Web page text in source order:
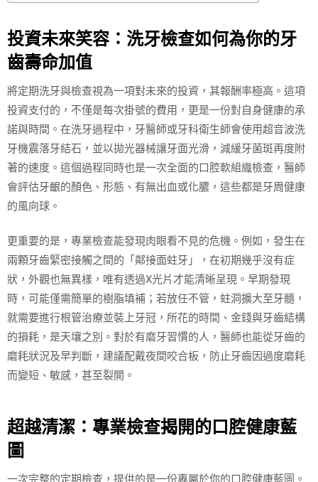
投資未來笑容：洗牙檢查如何為你的牙
齒壽命加值
將定期洗牙與檢查視為一項對未來的投資，其報酬率極高。這項
投資支付的，不僅是每次掛號的費用，更是一份對自身健康的承
諾與時間。在洗牙過程中，牙醫師或牙科衛生師會使用超音波洗
牙機震落牙結石，並以拋光器械讓牙面光滑，減緩牙菌斑再度附
著的速度。這個過程同時也是一次全面的口腔軟組織檢查，醫師
會評估牙齦的顏色、形態、有無出血或化膿，這些都是牙周健康
的風向球。
更重要的是，專業檢查能發現肉眼看不見的危機。例如，發生在
兩顆牙齒緊密接觸之間的「鄰接面蛀牙」，在初期幾乎沒有症
狀，外觀也無異樣，唯有透過X光片才能清晰呈現。早期發現
時，可能僅需簡單的樹脂填補；若放任不管，蛀洞擴大至牙髓，
就需要進行根管治療並裝上牙冠，所花的時間、金錢與牙齒結構
的損耗，是天壤之別。對於有磨牙習慣的人，醫師也能從牙齒的
磨耗狀況及早判斷，建議配戴夜間咬合板，防止牙齒因過度磨耗
而變短、敏感，甚至裂開。
超越清潔：專業檢查揭開的口腔健康藍
圖
一次完整的定期檢查，提供的是一份專屬於你的口腔健康藍圖。